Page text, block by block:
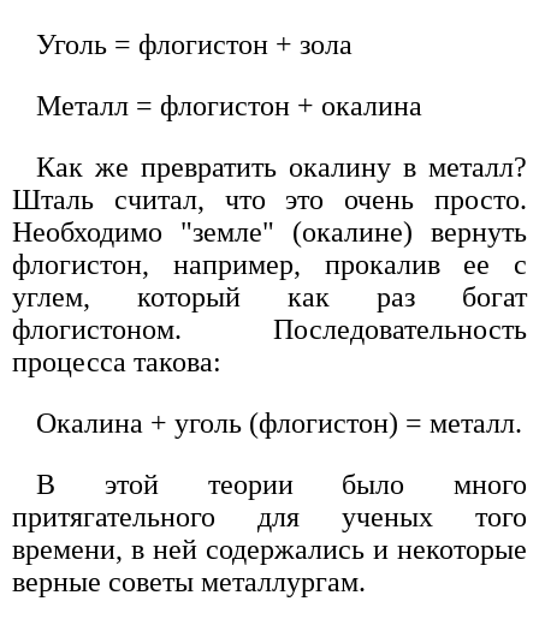
Уголь = флогистон + зола
Металл = флогистон + окалина
Как же превратить окалину в металл?
Шталь считал, что это очень просто.
Необходимо "земле" (окалине) вернуть
флогистон, например, прокалив ее с
углем, который как раз богат
флогистоном. Последовательность
процесса такова:
Окалина + уголь (флогистон) = металл.
В этой теории было много
притягательного для ученых того
времени, в ней содержались и некоторые
верные советы металлургам.